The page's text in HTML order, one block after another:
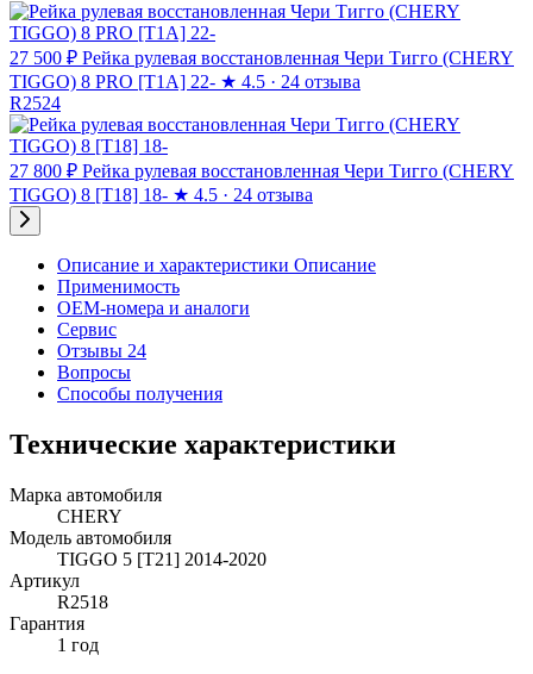
27 500 ₽ Рейка рулевая восстановленная Чери Тигго (CHERY
TIGGO) 8 PRO [T1A] 22- ★ 4.5 · 24 отзыва
R2524
27 800 ₽ Рейка рулевая восстановленная Чери Тигго (CHERY
TIGGO) 8 [T18] 18- ★ 4.5 · 24 отзыва
Описание и характеристики Описание
Применимость
OEM-номера и аналоги
Сервис
Отзывы 24
Вопросы
Способы получения
Технические характеристики
Марка автомобиля
CHERY
Модель автомобиля
TIGGO 5 [T21] 2014-2020
Артикул
R2518
Гарантия
1 год